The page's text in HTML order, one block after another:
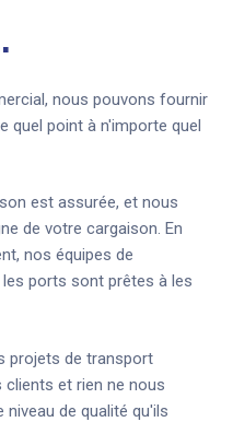
nous pouvons fournir
quel point à n'importe quel
est assurée, et nous
de votre cargaison. En
nos équipes de
ports sont prêtes à les
projets de transport
et rien ne nous
de qualité qu'ils